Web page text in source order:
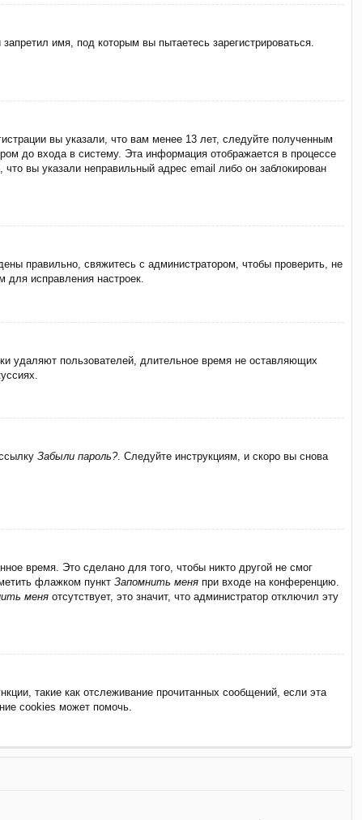
имя, под которым вы пытаетесь зарегистрироваться.
вы указали, что вам менее 13 лет, следуйте полученным
до входа в систему. Эта информация отображается в процессе
вы указали неправильный адрес email либо он заблокирован
правильно, свяжитесь с администратором, чтобы проверить, не
для исправления настроек.
удаляют пользователей, длительное время не оставляющих
Забыли пароль?. Следуйте инструкциям, и скоро вы снова
время. Это сделано для того, чтобы никто другой не смог
флажком пункт Запомнить меня при входе на конференцию.
меня отсутствует, это значит, что администратор отключил эту
такие как отслеживание прочитанных сообщений, если эта
cookies может помочь.